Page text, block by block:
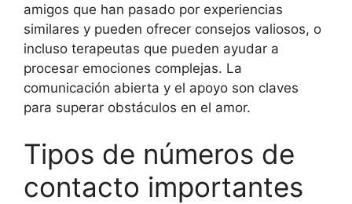
amigos que han pasado por experiencias
similares y pueden ofrecer consejos valiosos, o
incluso terapeutas que pueden ayudar a
procesar emociones complejas. La
comunicación abierta y el apoyo son claves
para superar obstáculos en el amor.
Tipos de números de
contacto importantes